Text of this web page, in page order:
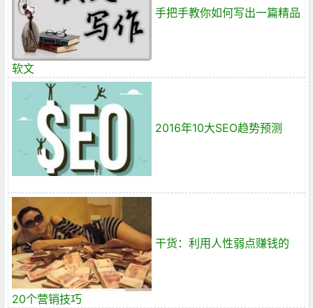
手把手教你如何写出一篇精品
软文
2016年10大SEO趋势预测
干货：利用人性弱点赚钱的
20个营销技巧